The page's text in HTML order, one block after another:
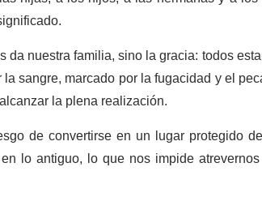
nuestra familia, sino la gracia: todos
sangre, marcado por la fugacidad y el
la plena realización.
de convertirse en un lugar protegido
lo antiguo, lo que nos impide